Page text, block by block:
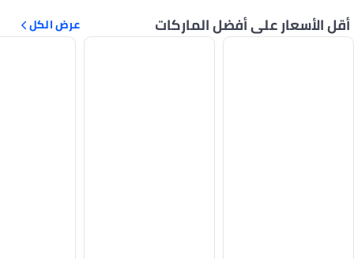
أقل الأسعار على أفضل الماركات عرض الكل